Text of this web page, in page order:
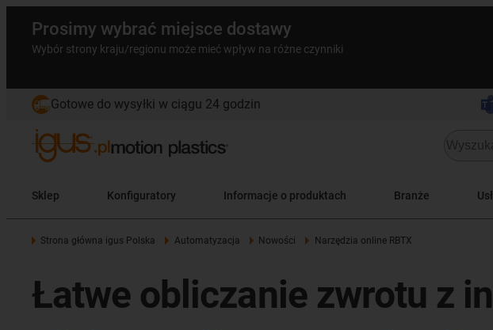
Prosimy wybrać miejsce dostawy
Wybór strony kraju/regionu może mieć wpływ na różne czynniki
Gotowe do wysyłki w ciągu 24 godzin
Sklep Konfiguratory Informacje o produktach Branże
Strona główna igus Polska Automatyzacja Nowości Narzędzia online RBTX
Łatwe obliczanie zwrotu z